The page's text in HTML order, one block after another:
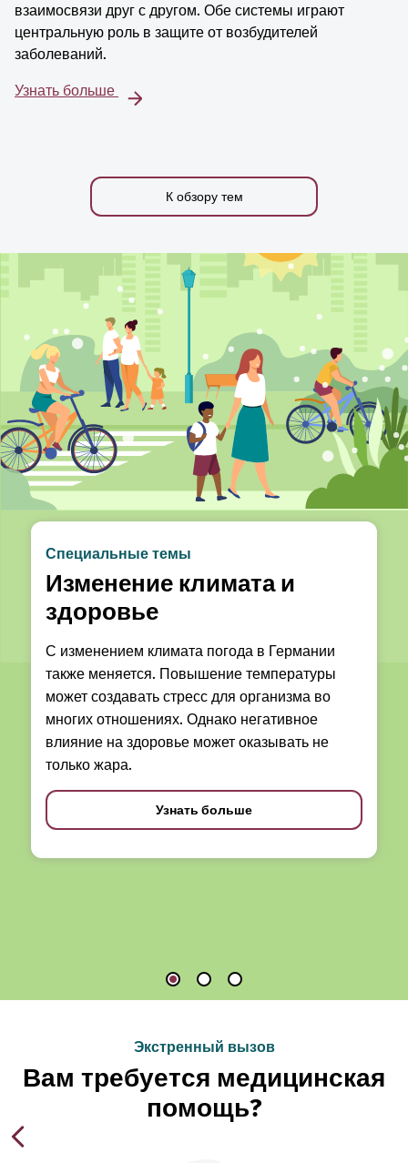
взаимосвязи друг с другом. Обе системы играют
центральную роль в защите от возбудителей
заболеваний.
Узнать больше
К обзору тем
Специальные темы
Изменение климата и
здоровье
С изменением климата погода в Германии
также меняется. Повышение температуры
может создавать стресс для организма во
многих отношениях. Однако негативное
влияние на здоровье может оказывать не
только жара.
Узнать больше
Экстренный вызов
Вам требуется медицинская
помощь?